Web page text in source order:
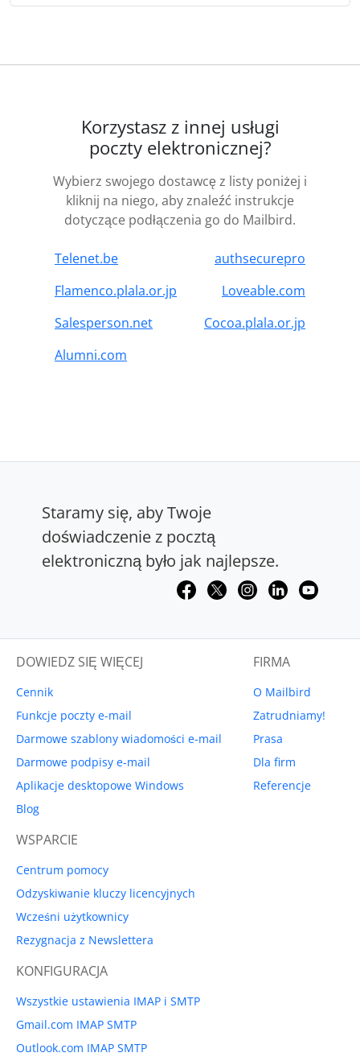
Korzystasz z innej usługi
poczty elektronicznej?
Wybierz swojego dostawcę z listy poniżej i
kliknij na niego, aby znaleźć instrukcje
dotyczące podłączenia go do Mailbird.
Telenet.be
authsecurepro
Flamenco.plala.or.jp
Loveable.com
Salesperson.net
Cocoa.plala.or.jp
Alumni.com
Staramy się, aby Twoje
doświadczenie z pocztą
elektroniczną było jak najlepsze.
DOWIEDZ SIĘ WIĘCEJ
Cennik
Funkcje poczty e-mail
Darmowe szablony wiadomości e-mail
Darmowe podpisy e-mail
Aplikacje desktopowe Windows
Blog
FIRMA
O Mailbird
Zatrudniamy!
Prasa
Dla firm
Referencje
WSPARCIE
Centrum pomocy
Odzyskiwanie kluczy licencyjnych
Wcześni użytkownicy
Rezygnacja z Newslettera
KONFIGURACJA
Wszystkie ustawienia IMAP i SMTP
Gmail.com IMAP SMTP
Outlook.com IMAP SMTP